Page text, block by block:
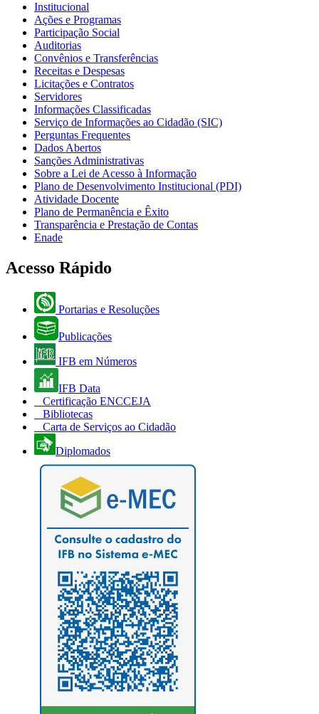
Institucional
Ações e Programas
Participação Social
Auditorias
Convênios e Transferências
Receitas e Despesas
Licitações e Contratos
Servidores
Informações Classificadas
Serviço de Informações ao Cidadão (SIC)
Perguntas Frequentes
Dados Abertos
Sanções Administrativas
Sobre a Lei de Acesso à Informação
Plano de Desenvolvimento Institucional (PDI)
Atividade Docente
Plano de Permanência e Êxito
Transparência e Prestação de Contas
Enade
Acesso Rápido
Portarias e Resoluções
Publicações
IFB em Números
IFB Data
Certificação ENCCEJA
Bibliotecas
Carta de Serviços ao Cidadão
Diplomados